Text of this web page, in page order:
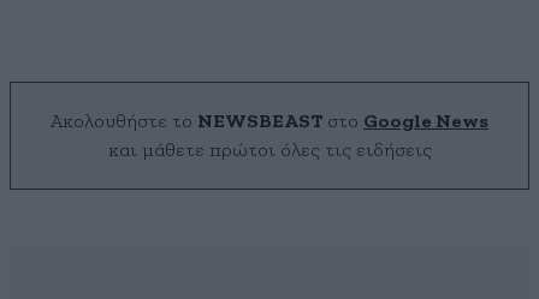
Ακολουθήστε το NEWSBEAST στο Google News
και μάθετε πρώτοι όλες τις ειδήσεις